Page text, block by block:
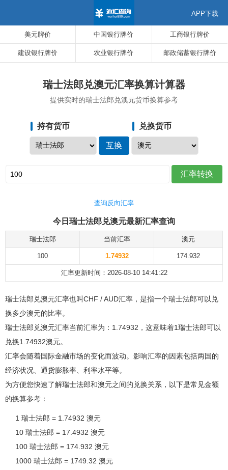
美元牌价 中国银行牌价 工商银行牌价
建设银行牌价 农业银行牌价 邮政储蓄银行牌价
APP下载
瑞士法郎兑澳元汇率换算计算器
提供实时的瑞士法郎兑澳元货币换算参考
持有货币 兑换货币
查询反向汇率
今日瑞士法郎兑澳元最新汇率查询
瑞士法郎 当前汇率 澳元
100 1.74932 174.932
汇率更新时间：2026-08-10 14:41:22
瑞士法郎兑澳元汇率也叫CHF / AUD汇率，是指一个瑞士法郎可以兑
换多少澳元的比率。
瑞士法郎兑澳元汇率当前汇率为：1.74932，这意味着1瑞士法郎可以
兑换1.74932澳元。
汇率会随着国际金融市场的变化而波动。影响汇率的因素包括两国的
经济状况、通货膨胀率、利率水平等。
为方便您快速了解瑞士法郎和澳元之间的兑换关系，以下是常见金额
的换算参考：
1 瑞士法郎 = 1.74932 澳元
10 瑞士法郎 = 17.4932 澳元
100 瑞士法郎 = 174.932 澳元
1000 瑞士法郎 = 1749.32 澳元